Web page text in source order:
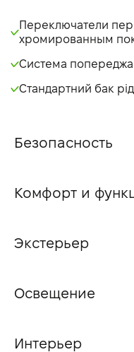
Переключатели
хромированным
Система
Стандартний бак
Безопасность
Комфорт и
Экстерьер
Освещение
Интерьер